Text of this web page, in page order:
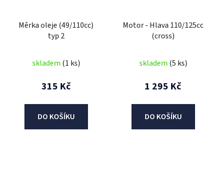
Měrka oleje (49/110cc)
typ 2
skladem (1 ks)
315 Kč
DO KOŠÍKU
Motor - Hlava 110/125cc
(cross)
skladem (5 ks)
1 295 Kč
DO KOŠÍKU